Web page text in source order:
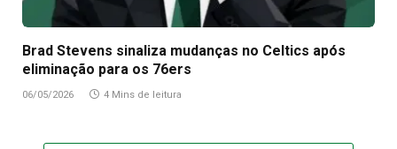
Brad Stevens sinaliza mudanças no Celtics após
eliminação para os 76ers
06/05/2026 4 Mins de leitura